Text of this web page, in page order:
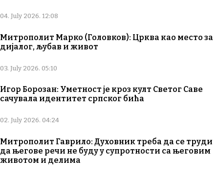
04. July 2026. 12:08
Митрополит Марко (Головков): Црква као место за
дијалог, љубав и живот
03. July 2026. 05:10
Игор Борозан: Уметност је кроз култ Светог Саве
сачувала идентитет српског бића
02. July 2026. 04:24
Митрополит Гаврило: Духовник треба да се труди
да његове речи не буду у супротности са његовим
животом и делима